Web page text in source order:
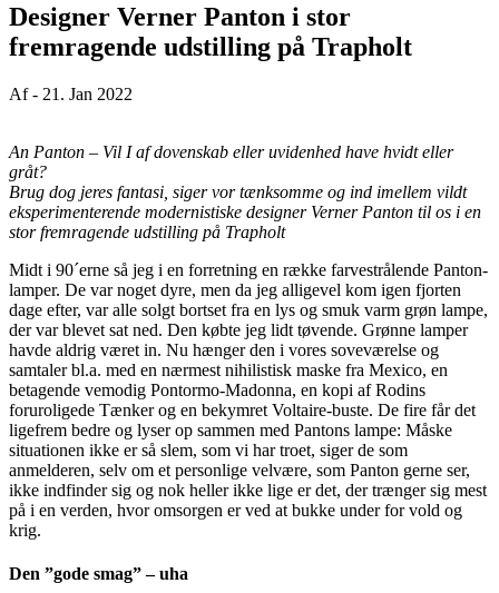
Designer Verner Panton i stor
fremragende udstilling på Trapholt
Af- 21. Jan 2022
An Panton – Vil I af dovenskab eller uvidenhed have hvidt eller
gråt?
Brug dog jeres fantasi, siger vor tænksomme og ind imellem vildt
eksperimenterende modernistiske designer Verner Panton til os i en
stor fremragende udstilling på Trapholt
Midt i 90´erne så jeg i en forretning en række farvestrålende Panton-
lamper. De var noget dyre, men da jeg alligevel kom igen fjorten
dage efter, var alle solgt bortset fra en lys og smuk varm grøn lampe,
der var blevet sat ned. Den købte jeg lidt tøvende. Grønne lamper
havde aldrig været in. Nu hænger den i vores soveværelse og
samtaler bl.a. med en nærmest nihilistisk maske fra Mexico, en
betagende vemodig Pontormo-Madonna, en kopi af Rodins
foruroligede Tænker og en bekymret Voltaire-buste. De fire får det
ligefrem bedre og lyser op sammen med Pantons lampe: Måske
situationen ikke er så slem, som vi har troet, siger de som
anmelderen, selv om et personlige velvære, som Panton gerne ser,
ikke indfinder sig og nok heller ikke lige er det, der trænger sig mest
på i en verden, hvor omsorgen er ved at bukke under for vold og
krig.
Den ”gode smag” – uha